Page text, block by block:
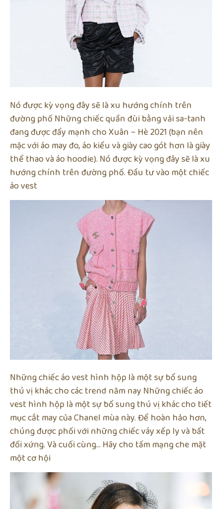
Nó được kỳ vọng đây sẽ là xu hướng chính trên
đường phố Những chiếc quần đùi bằng vải sa-tanh
đang được đẩy mạnh cho Xuân – Hè 2021 (bạn nên
mặc với áo may đo, áo kiểu và giày cao gót hơn là giày
thể thao và áo hoodie). Nó được kỳ vọng đây sẽ là xu
hướng chính trên đường phố. Đầu tư vào một chiếc
áo vest
Những chiếc áo vest hình hộp là một sự bổ sung
thú vị khác cho các trend năm nay Những chiếc áo
vest hình hộp là một sự bổ sung thú vị khác cho tiết
mục cắt may của Chanel mùa này. Để hoàn hảo hơn,
chúng được phối với những chiếc váy xếp ly và bất
đối xứng. Và cuối cùng… Hãy cho tấm mạng che mặt
một cơ hội